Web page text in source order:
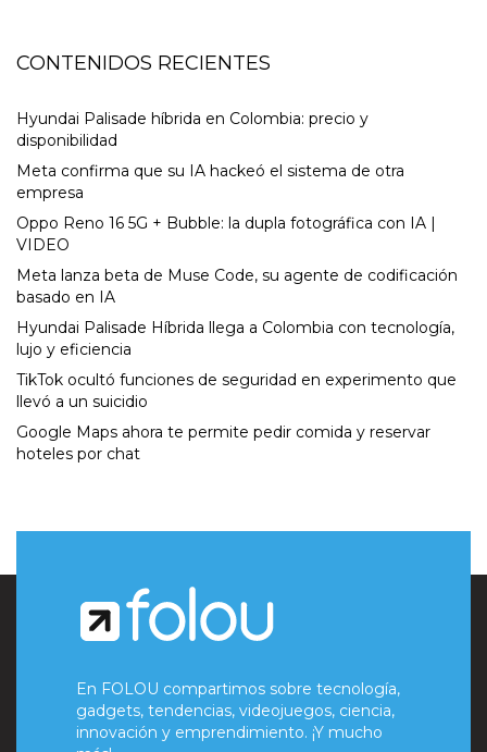
CONTENIDOS RECIENTES
Hyundai Palisade híbrida en Colombia: precio y
disponibilidad
Meta confirma que su IA hackeó el sistema de otra
empresa
Oppo Reno 16 5G + Bubble: la dupla fotográfica con IA |
VIDEO
Meta lanza beta de Muse Code, su agente de codificación
basado en IA
Hyundai Palisade Híbrida llega a Colombia con tecnología,
lujo y eficiencia
TikTok ocultó funciones de seguridad en experimento que
llevó a un suicidio
Google Maps ahora te permite pedir comida y reservar
hoteles por chat
En FOLOU compartimos sobre tecnología,
gadgets, tendencias, videojuegos, ciencia,
innovación y emprendimiento. ¡Y mucho